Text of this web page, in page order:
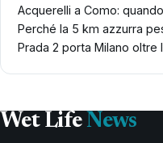
Acquerelli a Como:
Perché la 5 km azzurra
Prada 2 porta Milano oltre
Wet Life News